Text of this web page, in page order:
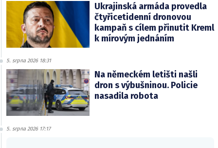
Ukrajinská armáda provedla
čtyřicetidenní dronovou
kampaň s cílem přinutit Kreml
k mírovým jednáním
5. srpna 2026 18:31
Na německém letišti našli
dron s výbušninou. Policie
nasadila robota
5. srpna 2026 17:17